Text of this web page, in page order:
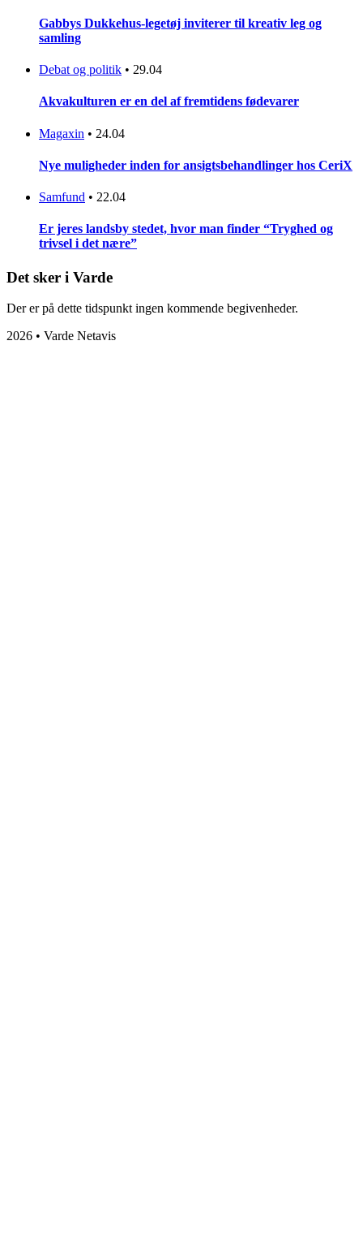
Gabbys Dukkehus-legetøj inviterer til kreativ leg og
samling
Debat og politik • 29.04
Akvakulturen er en del af fremtidens fødevarer
Magaxin • 24.04
Nye muligheder inden for ansigtsbehandlinger hos CeriX
Samfund • 22.04
Er jeres landsby stedet, hvor man finder “Tryghed og
trivsel i det nære”
Det sker i Varde
Der er på dette tidspunkt ingen kommende begivenheder.
2026 • Varde Netavis